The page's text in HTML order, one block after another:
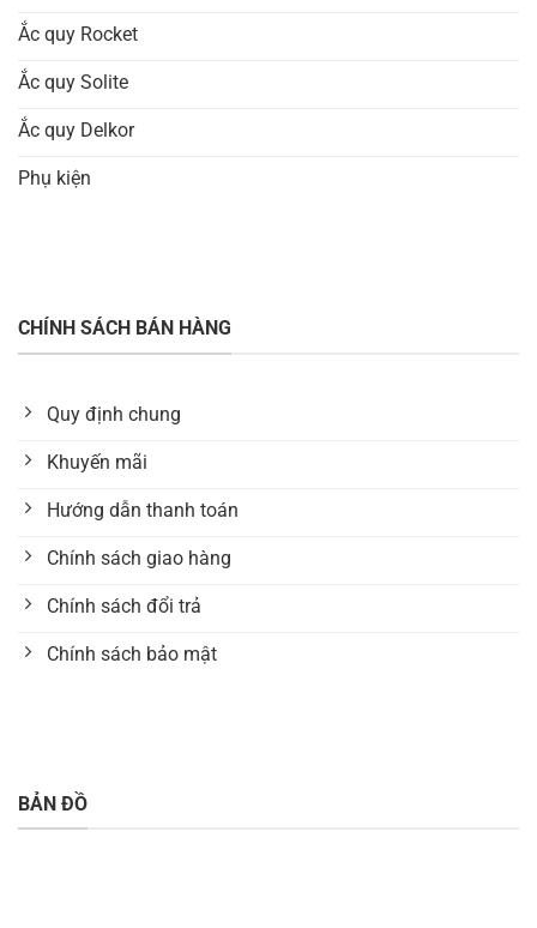
Ắc quy Rocket
Ắc quy Solite
Ắc quy Delkor
Phụ kiện
CHÍNH SÁCH BÁN HÀNG
Quy định chung
Khuyến mãi
Hướng dẫn thanh toán
Chính sách giao hàng
Chính sách đổi trả
Chính sách bảo mật
BẢN ĐỒ